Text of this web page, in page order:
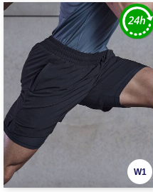
W1